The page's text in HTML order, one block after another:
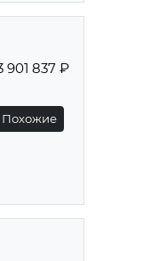
901 837 ₽
Похожие